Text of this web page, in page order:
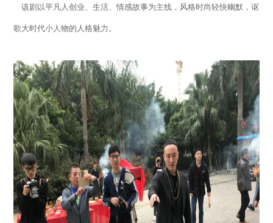
该剧以平凡人创业、生活、情感故事为主线，风格时尚轻快幽默，讴
歌大时代小人物的人格魅力。